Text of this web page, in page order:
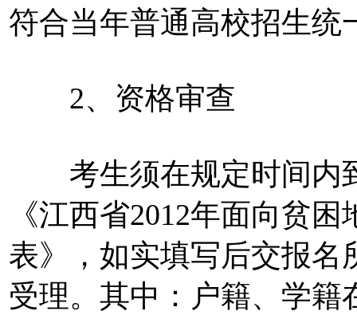
符合当年普通高校招生统
2、资格审查
考生须在规定时间内
《江西省2012年面向贫
表》，如实填写后交报名
受理。其中：户籍、学籍